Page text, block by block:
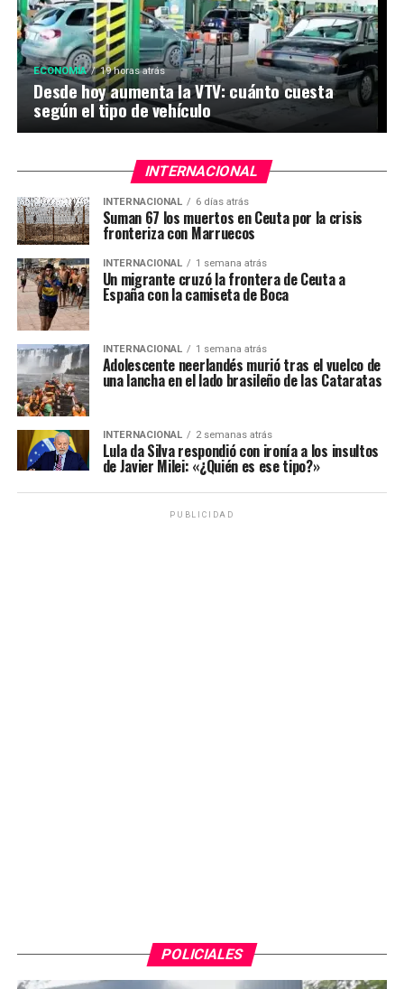
ECONOMÍA 19 horas atrás
Desde hoy aumenta la VTV: cuánto cuesta
según el tipo de vehículo
INTERNACIONAL
INTERNACIONAL 6 días atrás
Suman 67 los muertos en Ceuta por la crisis
fronteriza con Marruecos
INTERNACIONAL 1 semana atrás
Un migrante cruzó la frontera de Ceuta a
España con la camiseta de Boca
INTERNACIONAL 1 semana atrás
Adolescente neerlandés murió tras el vuelco de
una lancha en el lado brasileño de las Cataratas
INTERNACIONAL 2 semanas atrás
Lula da Silva respondió con ironía a los insultos
de Javier Milei: «¿Quién es ese tipo?»
PUBLICIDAD
POLICIALES